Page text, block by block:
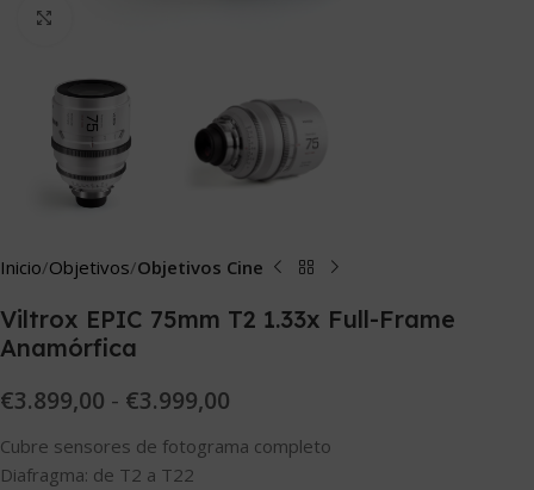
Inicio Objetivos Objetivos Cine
Viltrox EPIC 75mm T2 1.33x Full-Frame
Anamórfica
€3.899,00 - €3.999,00
Cubre sensores de fotograma completo
Diafragma: de T2 a T22